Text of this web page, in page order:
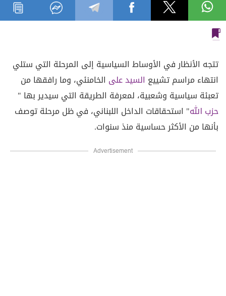
تتجه الأنظار في الأوساط السياسية إلى المرحلة التي ستلي
انتهاء مراسم تشييع السيد على الخامنئي، وما رافقها من
تعبئة سياسية وشعبية، لمعرفة الطريقة التي سيدير بها "
حزب الله" استحقاقات الداخل اللبناني، في ظل مرحلة توصف
بأنها من الأكثر حساسية منذ سنوات.
Advertisement